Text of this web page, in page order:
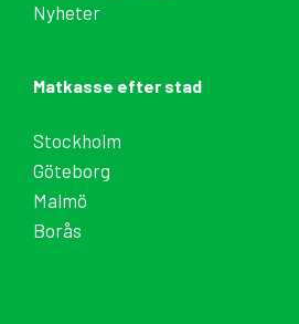
Nyheter
Matkasse efter stad
Stockholm
Göteborg
Malmö
Borås